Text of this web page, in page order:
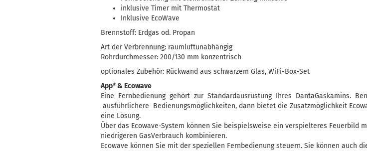
inklusive Timer mit Thermostat
Inklusive EcoWave
Brennstoff: Erdgas od. Propan
Art der Verbrennung: raumluftunabhängig
Rohrdurchmesser: 200/130 mm konzentrisch
optionales Zubehör: Rückwand aus schwarzem Glas, WiFi-Box-Set
App* & Ecowave
Eine Fernbedienung gehört zur Standardausrüstung Ihres DantaGaskamins.
ausführlichere Bedienungsmöglichkeiten, dann bietet die Zusatzmöglichkeit
eine Lösung.
Über das Ecowave-System können Sie beispielsweise ein verspielteres Feuerbild
niedrigeren GasVerbrauch kombinieren.
Ecowave können Sie mit der speziellen Fernbedienung steuern. Sie können auch